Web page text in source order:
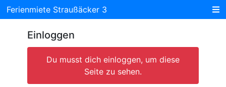
Ferienmiete Straußäcker 3
Einloggen
Du musst dich einloggen, um diese
Seite zu sehen.